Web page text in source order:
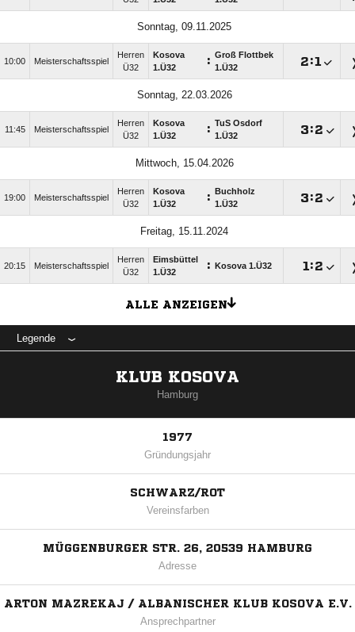
Sonntag, 09.11.2025
10:00 Meisterschaftsspiel
Herren
Ü32
Kosova
1.Ü32
: Groß Flottbek
1.Ü32
:
Sonntag, 22.03.2026
11:45 Meisterschaftsspiel
Herren
Ü32
Kosova
1.Ü32
: TuS Osdorf
1.Ü32
:
Mittwoch, 15.04.2026
19:00 Meisterschaftsspiel
Herren
Ü32
Kosova
1.Ü32
:
Buchholz
1.Ü32
:
Freitag, 15.11.2024
20:15 Meisterschaftsspiel
Herren
Ü32
Eimsbüttel
1.Ü32
: Kosova 1.Ü32 :
ALLE ANZEIGEN
Legende
KLUB KOSOVA
Hamburg
1977
Gründungsjahr
SCHWARZ/ROT
Vereinsfarben
MÜGGENBURGER STR. 26, 20539 HAMBURG
Adresse
ARTON MAZREKAJ / ALBANISCHER KLUB KOSOVA E.V.
Ansprechpartner